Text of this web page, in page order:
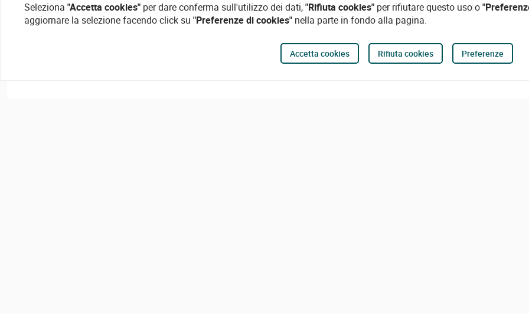
Seleziona "Accetta cookies" per dare conferma sull'utilizzo dei dati,"Rifiuta cookies" per rifiutare questo uso o
aggiornare la selezione facendo click su "Preferenze di cookies" nella parte in fondo alla pagina.
Accetta cookies Rifiuta cookies Preferenze